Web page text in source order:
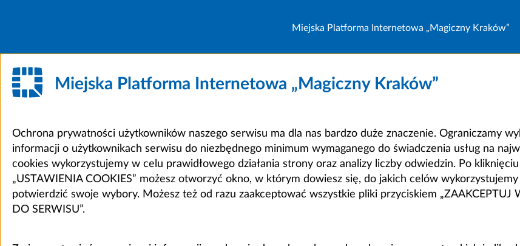
Miejska Platforma Internetowa „Magiczny Kraków”
Miejska Platforma Internetowa „Magiczny Kraków”
Ochrona prywatności użytkowników naszego serwisu ma dla nas bardzo duże znaczenie. Ograniczamy
informacji o użytkownikach serwisu do niezbędnego minimum wymaganego do świadczenia usług na
cookies wykorzystujemy w celu prawidłowego działania strony oraz analizy liczby odwiedzin. Po
„USTAWIENIA COOKIES” możesz otworzyć okno, w którym dowiesz się, do jakich celów
potwierdzić swoje wybory. Możesz też od razu zaakceptować wszystkie pliki przyciskiem „ZAAKCEPTUJ
DO SERWISU”.